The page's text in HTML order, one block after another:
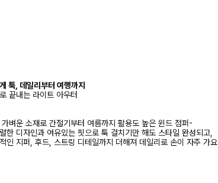
툭, 데일리부터 여행까지
끝내는 라이트 아우터
가벼운 소재로 간절기부터 여름까지 활용도 높은 윈드 점퍼-
한 디자인과 여유있는 핏으로 툭 걸치기만 해도 스타일 완성되고,
인 지퍼, 후드, 스트링 디테일까지 더해져 데일리로 손이 자주 가요